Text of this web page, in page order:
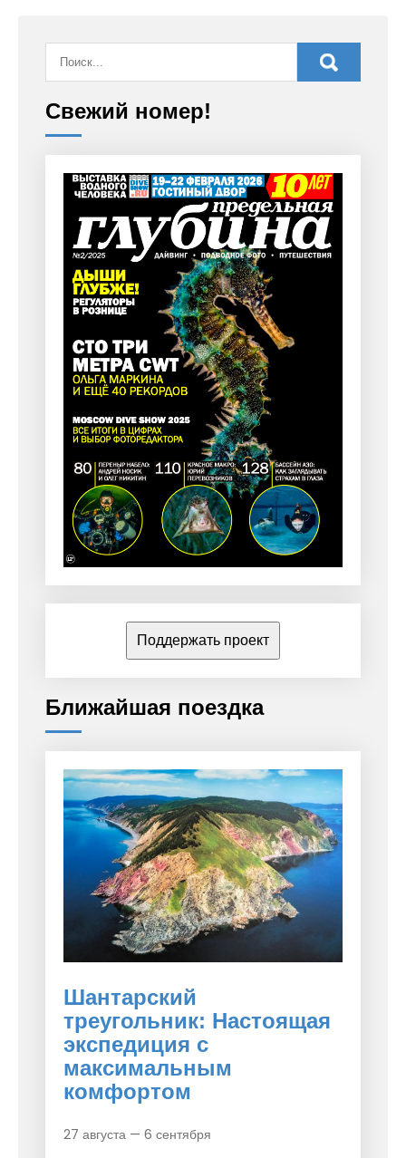
Свежий номер!
Поддержать проект
Ближайшая поездка
Шантарский
треугольник: Настоящая
экспедиция с
максимальным
комфортом
27 августа — 6 сентября